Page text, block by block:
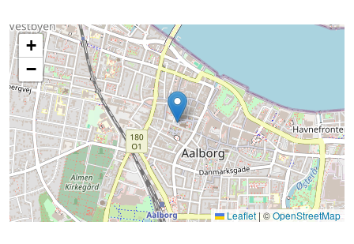
+
−
Leaflet | ©OpenStreetMap